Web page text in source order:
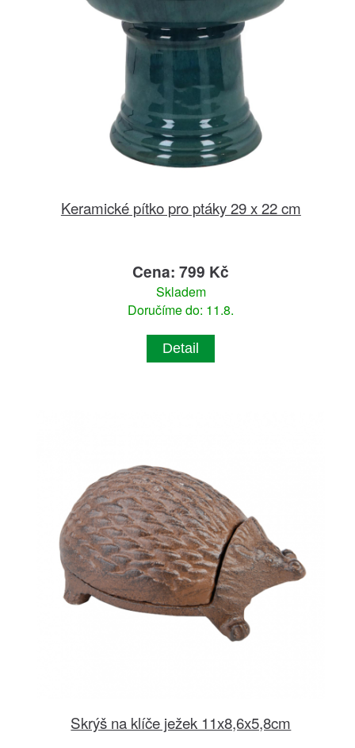
Keramické pítko pro ptáky 29 x 22 cm
Cena: 799 Kč
Skladem
Doručíme do: 11.8.
Detail
Skrýš na klíče ježek 11x8,6x5,8cm